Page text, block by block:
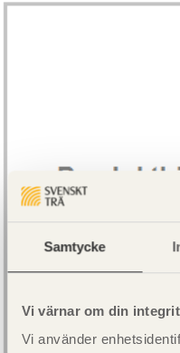
Samtycke
Vi värnar om din
Vi använder